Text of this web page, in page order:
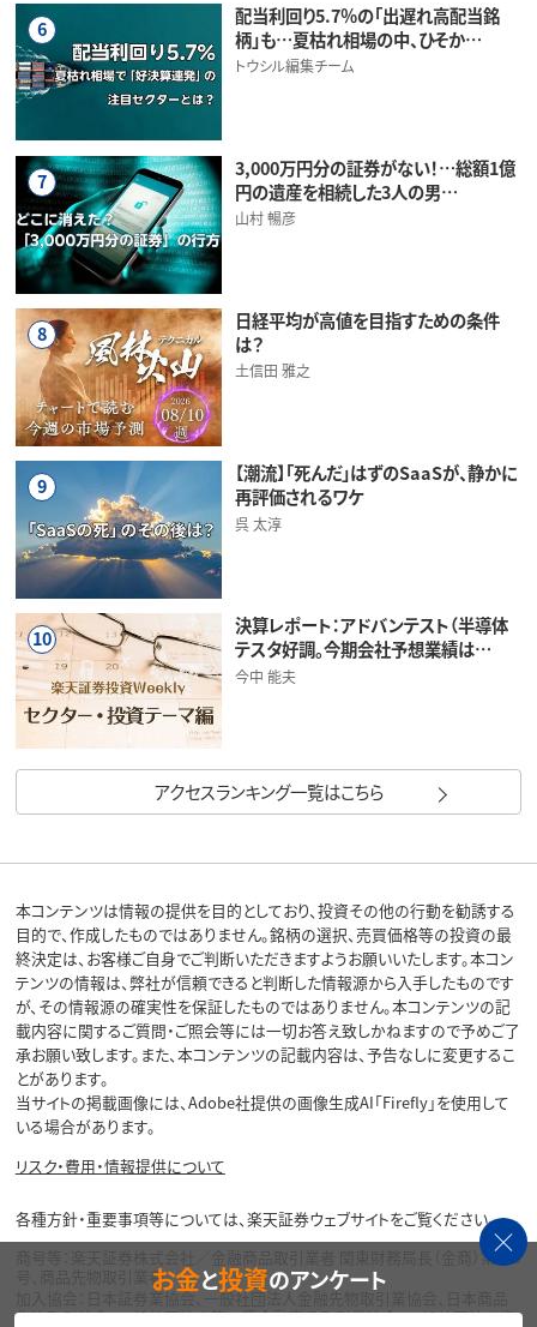
6
配当利回り5.7％の「出遅れ高配当銘
柄」も…夏枯れ相場の中、ひそか…
トウシル編集チーム
7
3,000万円分の証券がない！…総額1億
円の遺産を相続した3人の男…
山村 暢彦
8
日経平均が高値を目指すための条件
は？
土信田 雅之
9
【潮流】「死んだ」はずのSaaSが、静かに
再評価されるワケ
呉 太淳
10
決算レポート：アドバンテスト（半導体
テスタ好調。今期会社予想業績は…
今中 能夫
アクセスランキング一覧はこちら
本コンテンツは情報の提供を目的としており、投資その他の行動を勧誘する
目的で、作成したものではありません。銘柄の選択、売買価格等の投資の最
終決定は、お客様ご自身でご判断いただきますようお願いいたします。本コン
テンツの情報は、弊社が信頼できると判断した情報源から入手したものです
が、その情報源の確実性を保証したものではありません。本コンテンツの記
載内容に関するご質問・ご照会等には一切お答え致しかねますので予めご了
承お願い致します。また、本コンテンツの記載内容は、予告なしに変更するこ
とがあります。
当サイトの掲載画像には、Adobe社提供の画像生成AI「Firefly」を使用して
いる場合があります。
リスク・費用・情報提供について
各種方針・重要事項等については、楽天証券ウェブサイトをご覧ください。
商号等：楽天証券株式会社／金融商品取引業者 関東財務局長（金商）第195
号、商品先物取引業者
加入協会：日本証券業協会、一般社団法人金融先物取引業協会、日本商品
先物取引協会、一般社団法人第二種金融商品取引業協会、一般社団法人資
お金と投資のアンケート